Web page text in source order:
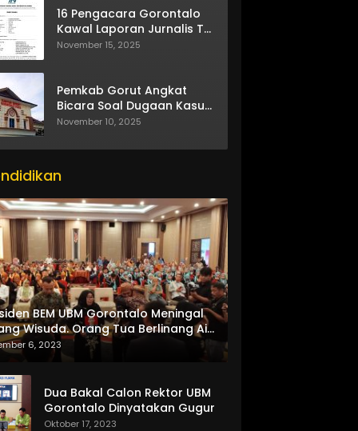
16 Pengacara Gorontalo
Kawal Laporan Jurnalis TV
One
November 15, 2025
Pemkab Gorut Angkat
Bicara Soal Dugaan Kasus
Asusila Oknum ASN
November 10, 2025
BEM UBM Gorontalo Meningal
Wisuda. Orang Tua Berlinang Air
Menerima SKL dan Pemasangan
6, 2023
Dua Bakal Calon Rektor UBM
Gorontalo Dinyatakan Gugur
Oktober 17, 2023